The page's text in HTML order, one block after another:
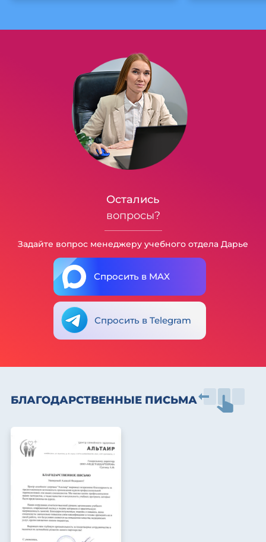
Остались
вопросы?
Задайте вопрос менеджеру учебного отдела Дарье
Спросить в MAX
Спросить в Telegram
БЛАГОДАРСТВЕННЫЕ ПИСЬМА